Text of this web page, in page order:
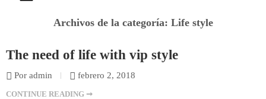
Archivos de la categoría: Life style
The need of life with vip style
Por admin febrero 2, 2018
CONTINUE READING ➞